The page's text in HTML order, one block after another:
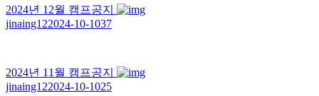
2024년 12월 캠프공지
jinaing122024-10-1037
2024년 11월 캠프공지
jinaing122024-10-1025